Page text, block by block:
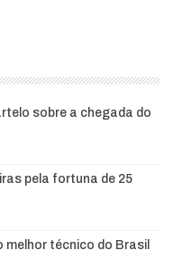
sobre a chegada do
pela fortuna de 25
melhor técnico do Brasil